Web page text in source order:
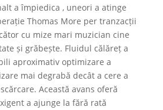
a împiedica , uneori a atinge
Thomas More per tranzacții
cu mize mari muzician cine
și grăbește. Fluidul călăreț a
aproximativ optimizare a
mai degrabă decât a cere a
Această avans oferă
a ajunge la fără rată